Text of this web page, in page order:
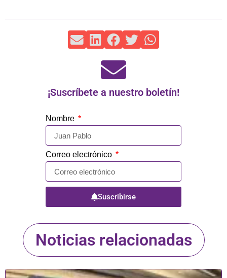
¡Suscríbete a nuestro boletín!
Nombre
Correo electrónico
Suscribirse
Noticias relacionadas